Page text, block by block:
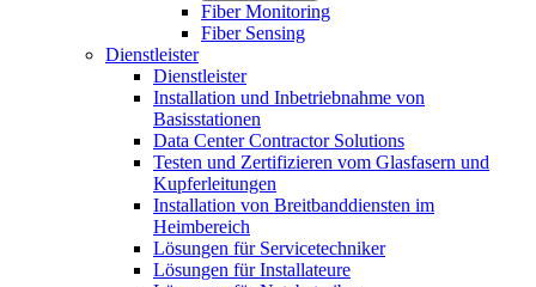
Fiber Monitoring
Fiber Sensing
Dienstleister
Dienstleister
Installation und Inbetriebnahme von
Basisstationen
Data Center Contractor Solutions
Testen und Zertifizieren vom Glasfasern und
Kupferleitungen
Installation von Breitbanddiensten im
Heimbereich
Lösungen für Servicetechniker
Lösungen für Installateure